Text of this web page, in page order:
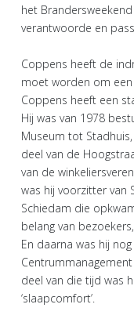
het
verantwoorde en
Coppens heeft de
moet worden om
Coppens heeft een
Hij was van 1978
Museum tot
deel van de
van de
was hij voorzitter van
Schiedam die
belang van
En daarna was hij
deel van die tijd was
‘slaapcomfort’.